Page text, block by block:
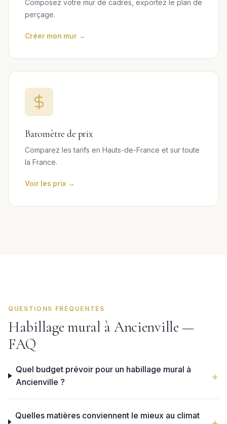
Composez votre mur de cadres, exportez le plan de
perçage.
Créer mon mur →
Baromètre de prix
Comparez les tarifs en Hauts-de-France et sur toute
la France.
Voir les prix →
QUESTIONS FRÉQUENTES
Habillage mural à Ancienville —
FAQ
Quel budget prévoir pour un habillage mural à
Ancienville ?
Quelles matières conviennent le mieux au climat